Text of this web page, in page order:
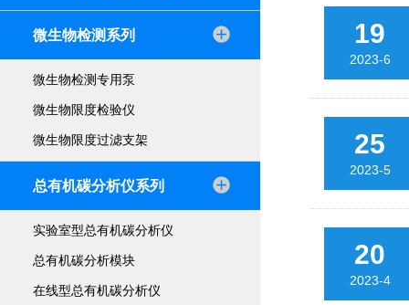
微生物检测系列
微生物检测专用泵
微生物限度检验仪
微生物限度过滤支架
总有机碳分析仪系列
实验室型总有机碳分析仪
总有机碳分析模块
在线型总有机碳分析仪
19
2023-6
25
2023-5
20
2023-4